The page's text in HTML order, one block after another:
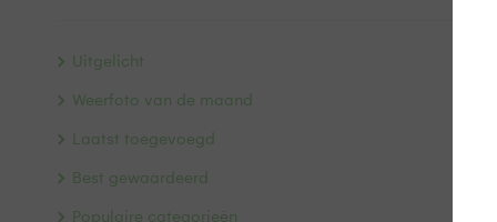
Uitgelicht
Weerfoto van de maand
Laatst toegevoegd
Best gewaardeerd
Populaire categorieën